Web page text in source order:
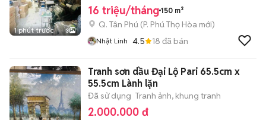
1 phút trước 3
16 triệu/tháng 150 m²
Q. Tân Phú (P. Phú Thọ Hòa mới)
Nhật Linh 4.5 18 đã bán
Tranh sơn dầu Đại Lộ Pari 65.5cm x
55.5cm Lành lặn
Đã sử dụng Tranh ảnh, khung tranh
2.000.000 đ